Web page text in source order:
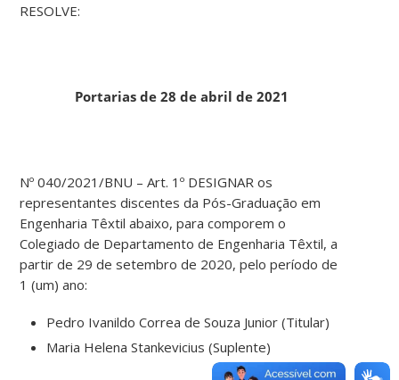
RESOLVE:
Portarias de 28 de abril de 2021
Nº 040/2021/BNU – Art. 1º DESIGNAR os
representantes discentes da Pós-Graduação em
Engenharia Têxtil abaixo, para comporem o
Colegiado de Departamento de Engenharia Têxtil, a
partir de 29 de setembro de 2020, pelo período de
1 (um) ano:
Pedro Ivanildo Correa de Souza Junior (Titular)
Maria Helena Stankevicius (Suplente)